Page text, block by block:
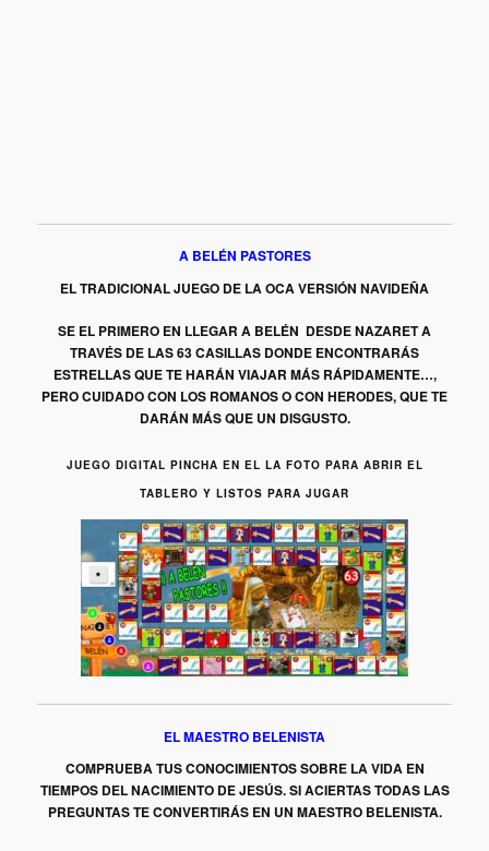
A BELÉN PASTORES
EL TRADICIONAL JUEGO DE LA OCA VERSIÓN NAVIDEÑA
SE EL PRIMERO EN LLEGAR A BELÉN DESDE NAZARET A
TRAVÉS DE LAS 63 CASILLAS DONDE ENCONTRARÁS
ESTRELLAS QUE TE HARÁN VIAJAR MÁS RÁPIDAMENTE…,
PERO CUIDADO CON LOS ROMANOS O CON HERODES, QUE TE
DARÁN MÁS QUE UN DISGUSTO.
JUEGO DIGITAL PINCHA EN EL LA FOTO PARA ABRIR EL
TABLERO Y LISTOS PARA JUGAR
EL MAESTRO BELENISTA
COMPRUEBA TUS CONOCIMIENTOS SOBRE LA VIDA EN
TIEMPOS DEL NACIMIENTO DE JESÚS. SI ACIERTAS TODAS LAS
PREGUNTAS TE CONVERTIRÁS EN UN MAESTRO BELENISTA.